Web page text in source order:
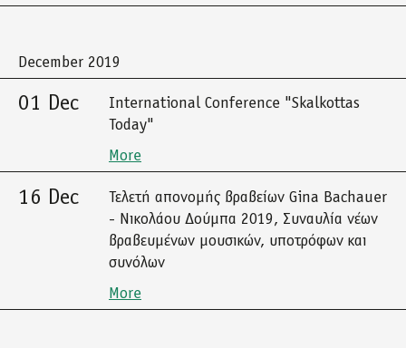
December 2019
01 Dec
International Conference "Skalkottas
Today"
More
16 Dec
Τελετή απονομής βραβείων Gina Bachauer
- Νικολάου Δούμπα 2019, Συναυλία νέων
βραβευμένων μουσικών, υποτρόφων και
συνόλων
More